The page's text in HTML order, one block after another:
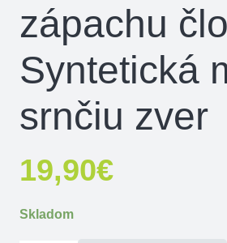
zápachu
Syntetická
srnčiu zver
19,90€
Skladom